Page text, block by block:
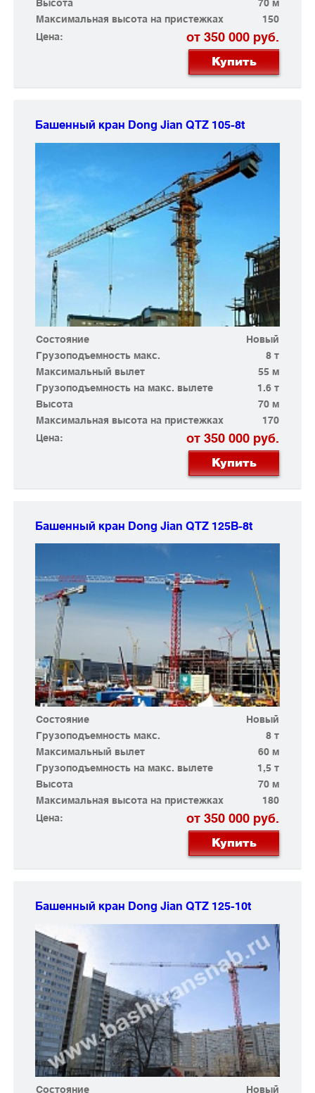
Высота
70 м
Максимальная высота на пристежках
150
Цена:
от 350 000 руб.
Купить
Башенный кран Dong Jian QTZ 105-8t
Состояние
Новый
Грузоподъемность макс.
8 т
Максимальный вылет
55 м
Грузоподъемность на макс. вылете
1.6 т
Высота
70 м
Максимальная высота на пристежках
170
Цена:
от 350 000 руб.
Купить
Башенный кран Dong Jian QTZ 125B-8t
Состояние
Новый
Грузоподъемность макс.
8 т
Максимальный вылет
60 м
Грузоподъемность на макс. вылете
1,5 т
Высота
70 м
Максимальная высота на пристежках
180
Цена:
от 350 000 руб.
Купить
Башенный кран Dong Jian QTZ 125-10t
Состояние
Новый